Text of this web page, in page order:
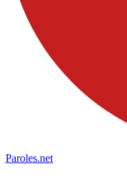
Paroles.net